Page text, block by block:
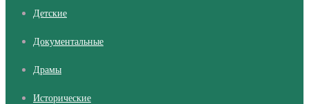
Детские
Документальные
Драмы
Исторические